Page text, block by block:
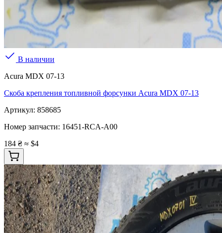
В наличии
Acura MDX 07-13
Скоба крепления топливной форсунки Acura MDX 07-13
Артикул: 858685
Номер запчасти: 16451-RCA-A00
184 ₴ ≈ $4